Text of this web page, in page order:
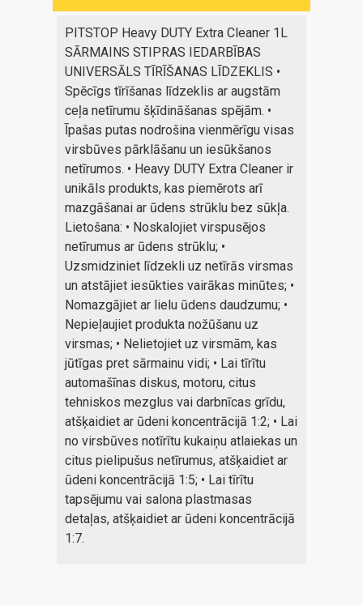
PITSTOP Heavy DUTY Extra Cleaner 1L
SĀRMAINS STIPRAS IEDARBĪBAS
UNIVERSĀLS TĪRĪŠANAS LĪDZEKLIS •
Spēcīgs tīrīšanas līdzeklis ar augstām
ceļa netīrumu šķīdināšanas spējām. •
Īpašas putas nodrošina vienmērīgu visas
virsbūves pārklāšanu un iesūkšanos
netīrumos. • Heavy DUTY Extra Cleaner ir
unikāls produkts, kas piemērots arī
mazgāšanai ar ūdens strūklu bez sūkļa.
Lietošana: • Noskalojiet virspusējos
netīrumus ar ūdens strūklu; •
Uzsmidziniet līdzekli uz netīrās virsmas
un atstājiet iesūkties vairākas minūtes; •
Nomazgājiet ar lielu ūdens daudzumu; •
Nepieļaujiet produkta nožūšanu uz
virsmas; • Nelietojiet uz virsmām, kas
jūtīgas pret sārmainu vidi; • Lai tīrītu
automašīnas diskus, motoru, citus
tehniskos mezglus vai darbnīcas grīdu,
atšķaidiet ar ūdeni koncentrācijā 1:2; • Lai
no virsbūves notīrītu kukaiņu atlaiekas un
citus pielipušus netīrumus, atšķaidiet ar
ūdeni koncentrācijā 1:5; • Lai tīrītu
tapsējumu vai salona plastmasas
detaļas, atšķaidiet ar ūdeni koncentrācijā
1:7.